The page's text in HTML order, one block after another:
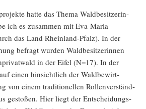
hat­te das The­ma Wald­be­sit­ze­rin­
ich es zusam­men mit Eva-Maria
das Land Rhein­land-Pfalz). In der
befragt wur­den Wald­be­sit­ze­rin­nen
in der Eifel (N=17). In der
einen hin­sicht­lich der Wald­be­wirt­
von einem tra­di­tio­nel­len Rol­len­ver­ständ­
gesto­ßen. Hier liegt der Ent­schei­dungs­